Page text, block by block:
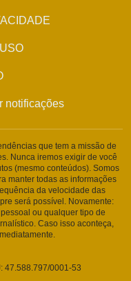
notificações
que tem a missão de
Nunca iremos exigir de você
(mesmo conteúdos). Somos
manter todas as informações
da velocidade das
será possível. Novamente:
ou qualquer tipo de
Caso isso aconteça,
47.588.797/0001-53